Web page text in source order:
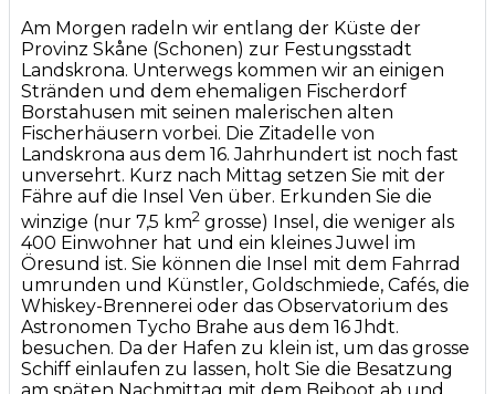
Am Morgen radeln wir entlang der Küste der
Provinz Skåne (Schonen) zur Festungsstadt
Landskrona. Unterwegs kommen wir an einigen
Stränden und dem ehemaligen Fischerdorf
Borstahusen mit seinen malerischen alten
Fischerhäusern vorbei. Die Zitadelle von
Landskrona aus dem 16. Jahrhundert ist noch fast
unversehrt. Kurz nach Mittag setzen Sie mit der
Fähre auf die Insel Ven über. Erkunden Sie die
winzige (nur 7,5 km2 grosse) Insel, die weniger als
400 Einwohner hat und ein kleines Juwel im
Öresund ist. Sie können die Insel mit dem Fahrrad
umrunden und Künstler, Goldschmiede, Cafés, die
Whiskey-Brennerei oder das Observatorium des
Astronomen Tycho Brahe aus dem 16 Jhdt.
besuchen. Da der Hafen zu klein ist, um das grosse
Schiff einlaufen zu lassen, holt Sie die Besatzung